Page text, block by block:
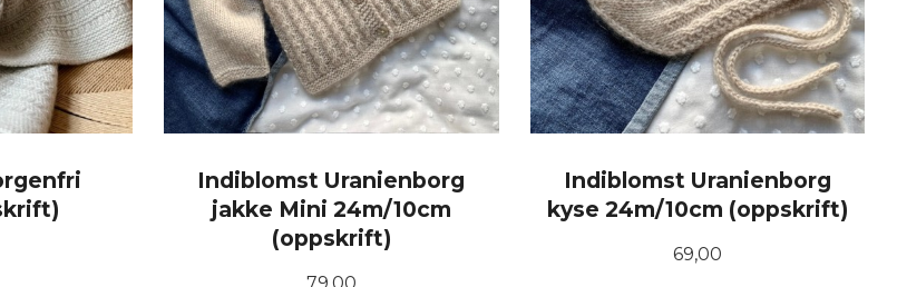
Indiblomst Uranienborg
jakke Mini 24m/10cm
(oppskrift)
Pris
Indiblomst Uranienborg
kyse 24m/10cm (oppskrift)
Pris
69,00